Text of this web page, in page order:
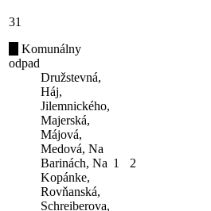
31
Komunálny
odpad
Družstevná,
Háj,
Jilemnického,
Majerská,
Májová,
Medová, Na
Barinách, Na
Kopánke,
Rovňanská,
Schreiberova,
1 2